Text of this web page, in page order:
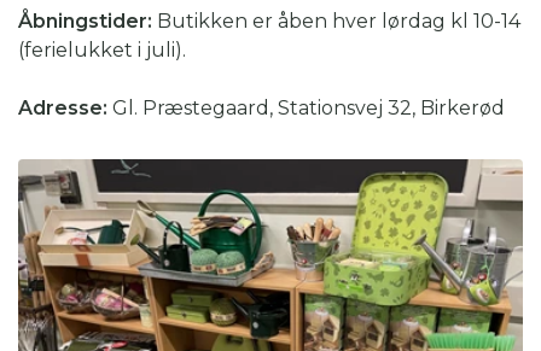
Åbningstider: Butikken er åben hver lørdag kl 10-14
(ferielukket i juli).
Adresse: Gl. Præstegaard, Stationsvej 32, Birkerød